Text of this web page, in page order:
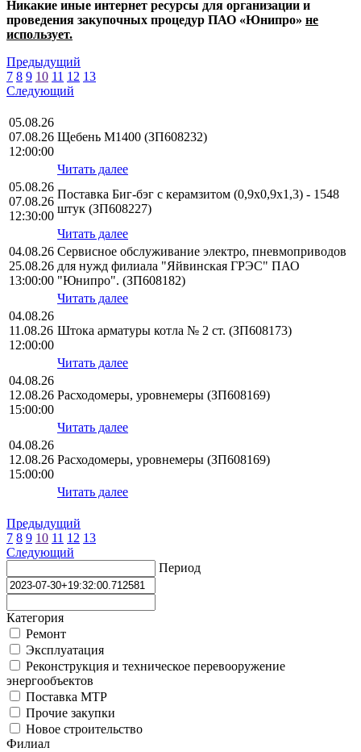
Никакие иные интернет ресурсы для организации и
проведения закупочных процедур ПАО «Юнипро» не
использует.
Предыдущий
7 8 9 10 11 12 13
Следующий
05.08.26
07.08.26
12:00:00
Щебень М1400 (ЗП608232)
Читать далее
05.08.26
07.08.26
12:30:00
Поставка Биг-бэг с керамзитом (0,9х0,9х1,3) - 1548
штук (ЗП608227)
Читать далее
04.08.26
25.08.26
13:00:00
Сервисное обслуживание электро, пневмоприводов
для нужд филиала "Яйвинская ГРЭС" ПАО
"Юнипро". (ЗП608182)
Читать далее
04.08.26
11.08.26
12:00:00
Штока арматуры котла № 2 ст. (ЗП608173)
Читать далее
04.08.26
12.08.26
15:00:00
Расходомеры, уровнемеры (ЗП608169)
Читать далее
04.08.26
12.08.26
15:00:00
Расходомеры, уровнемеры (ЗП608169)
Читать далее
Предыдущий
7 8 9 10 11 12 13
Следующий
Период
Категория
Ремонт
Эксплуатация
Реконструкция и техническое перевооружение
энергообъектов
Поставка МТР
Прочие закупки
Новое строительство
Филиал